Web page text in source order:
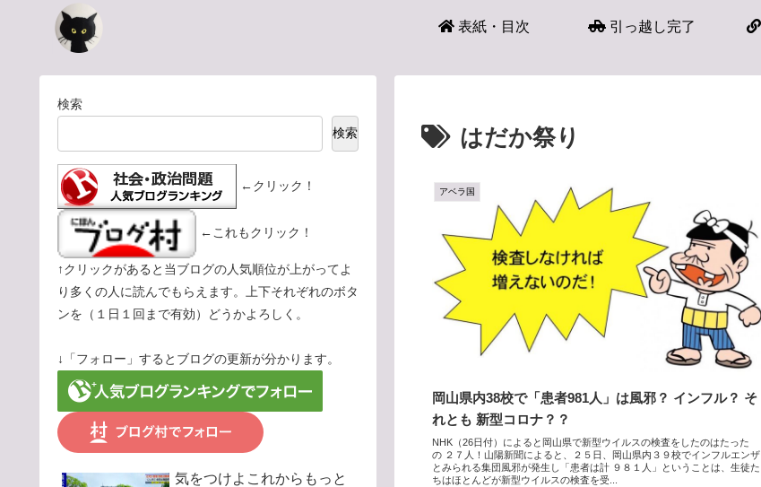
表紙・目次 引っ越し完了
はだか祭り
アベラ国
岡山県内38校で「患者981人」は風邪？ インフル？ そ
れとも 新型コロナ？？
NHK（26日付）によると岡山県で新型ウイルスの検査をしたのはたった
の ２７人！山陽新聞によると、２５日、岡山県内３９校でインフルエンザ
とみられる集団風邪が発生し「患者は計 ９８１人」ということは、生徒た
ちはほとんどが新型ウイルスの検査を受...
検索
検索
←クリック！
←これもクリック！
↑クリックがあると当ブログの人気順位が上がってよ
り多くの人に読んでもらえます。上下それぞれのボタ
ンを（１日１回まで有効）どうかよろしく。
↓「フォロー」するとブログの更新が分かります。
気をつけよこれからもっと